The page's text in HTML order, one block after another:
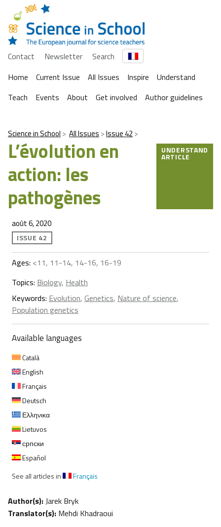
Contact Newsletter
Search
Home
Current Issue All Issues Inspire
Understand
Teach
Events About Get involved Author guidelines
Science in School All Issues Issue 42
L’évolution en
action: les
pathogènes
UNDERSTAND
ARTICLE
août 6, 2020
ISSUE 42
Ages: <11, 11-14, 14-16, 16-19
Topics: Biology, Health
Keywords: Evolution, Genetics, Nature of science,
Population genetics
Available languages
Català
English
Français
Deutsch
Ελληνικα
Lietuvos
српски
Español
See all articles in
Français
Author(s):Jarek Bryk
Translator(s): Mehdi Khadraoui